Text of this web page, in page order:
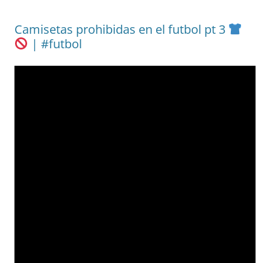
Camisetas prohibidas en el futbol pt 3
| #futbol